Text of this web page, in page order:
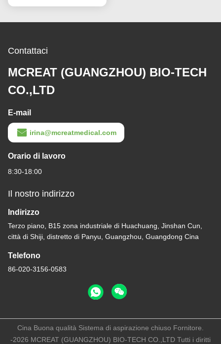
Contattaci
MCREAT (GUANGZHOU) BIO-TECH
CO.,LTD
E-mail
irina@mcreatmedical.com
Orario di lavoro
8:30-18:00
Il nostro indirizzo
Indirizzo
Terzo piano, B15 zona industriale di Huachuang, Jinshan Cun,
città di Shiji, distretto di Panyu, Guangzhou, Guangdong Cina
Telefono
86-020-3156-0583
Cina Buona qualità Sistema di aspirazione chiuso Fornitore.
-2026 MCREAT (GUANGZHOU) BIO-TECH CO.,LTD Tutti i diritti